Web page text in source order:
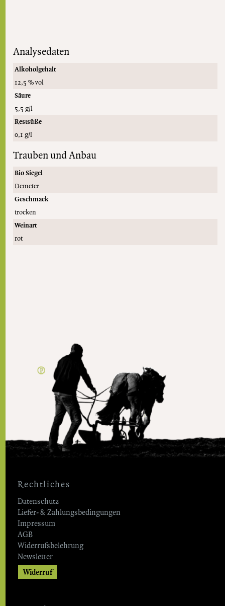
Analysedaten
Alkoholgehalt
12,5 % vol
Säure
5,5 g/l
Restsüße
0,1 g/l
Trauben und Anbau
Bio Siegel
Demeter
Geschmack
trocken
Weinart
rot
Rechtliches
Datenschutz
Liefer- & Zahlungsbedingungen
Impressum
AGB
Widerrufsbelehrung
Newsletter
Widerruf